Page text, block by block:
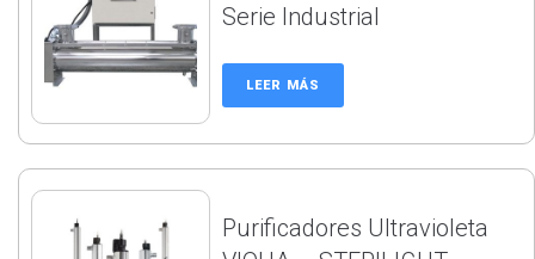
Serie Industrial
LEER MÁS
Purificadores Ultravioleta